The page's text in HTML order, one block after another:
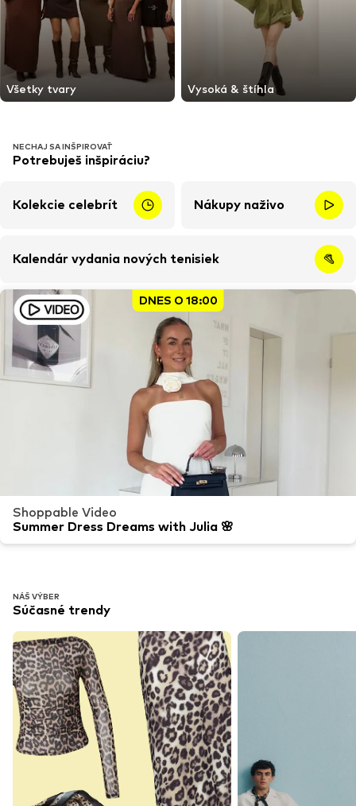
Všetky tvary Vysoká & štíhla
NECHAJ SA INŠPIROVAŤ
Potrebuješ inšpiráciu?
Kolekcie celebrít Nákupy naživo
Kalendár vydania nových tenisiek
DNES O 18:00
Shoppable Video
Summer Dress Dreams with Julia 🌸
NÁŠ VÝBER
Súčasné trendy